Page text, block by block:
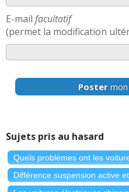
E-mail facultatif
(permet la modification
Poster
Sujets pris au hasard
Quels problèmes ont les
Différence suspension active